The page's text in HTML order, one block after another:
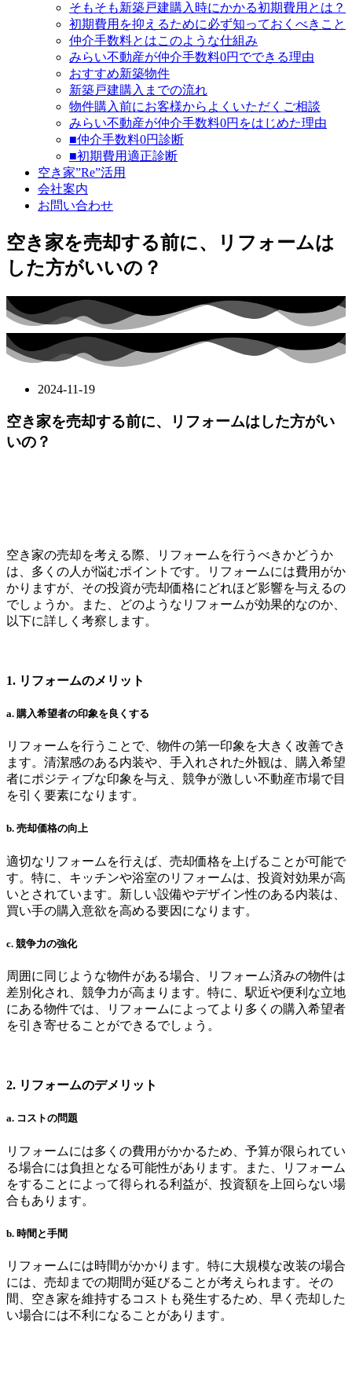
そもそも新築戸建購入時にかかる初期費用とは？
初期費用を抑えるために必ず知っておくべきこと
仲介手数料とはこのような仕組み
みらい不動産が仲介手数料0円でできる理由
おすすめ新築物件
新築戸建購入までの流れ
物件購入前にお客様からよくいただくご相談
みらい不動産が仲介手数料0円をはじめた理由
■仲介手数料0円診断
■初期費用適正診断
空き家”Re”活用
会社案内
お問い合わせ
空き家を売却する前に、リフォームは
した方がいいの？
2024-11-19
空き家を売却する前に、リフォームはした方がい
いの？
空き家の売却を考える際、リフォームを行うべきかどうか
は、多くの人が悩むポイントです。リフォームには費用がか
かりますが、その投資が売却価格にどれほど影響を与えるの
でしょうか。また、どのようなリフォームが効果的なのか、
以下に詳しく考察します。
1. リフォームのメリット
a. 購入希望者の印象を良くする
リフォームを行うことで、物件の第一印象を大きく改善でき
ます。清潔感のある内装や、手入れされた外観は、購入希望
者にポジティブな印象を与え、競争が激しい不動産市場で目
を引く要素になります。
b. 売却価格の向上
適切なリフォームを行えば、売却価格を上げることが可能で
す。特に、キッチンや浴室のリフォームは、投資対効果が高
いとされています。新しい設備やデザイン性のある内装は、
買い手の購入意欲を高める要因になります。
c. 競争力の強化
周囲に同じような物件がある場合、リフォーム済みの物件は
差別化され、競争力が高まります。特に、駅近や便利な立地
にある物件では、リフォームによってより多くの購入希望者
を引き寄せることができるでしょう。
2. リフォームのデメリット
a. コストの問題
リフォームには多くの費用がかかるため、予算が限られてい
る場合には負担となる可能性があります。また、リフォーム
をすることによって得られる利益が、投資額を上回らない場
合もあります。
b. 時間と手間
リフォームには時間がかかります。特に大規模な改装の場合
には、売却までの期間が延びることが考えられます。その
間、空き家を維持するコストも発生するため、早く売却した
い場合には不利になることがあります。